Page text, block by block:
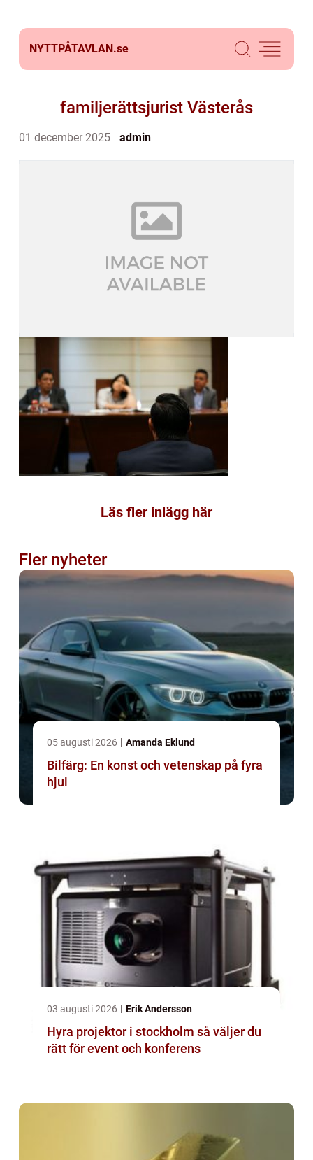
NYTTPÅTAVLAN.se
familjerättsjurist Västerås
01 december 2025 admin
Läs fler inlägg här
Fler nyheter
05 augusti 2026 Amanda Eklund
Bilfärg: En konst och vetenskap på fyra
hjul
03 augusti 2026 Erik Andersson
Hyra projektor i stockholm så väljer du
rätt för event och konferens